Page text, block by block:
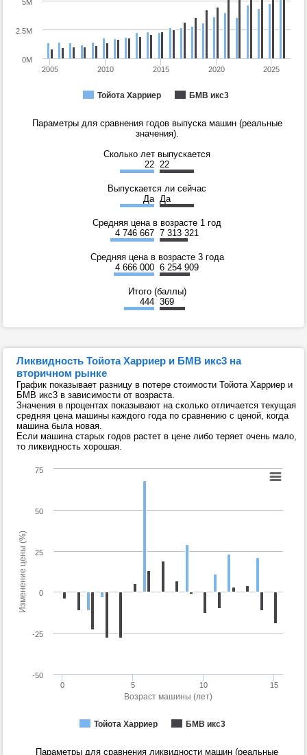
Тойота Харриер БМВ икс3
2005 2010 2015 2020 2025
0M
2.5M
5M
Параметры для сравнения годов выпуска машин (реальные
значения).
Сколько лет выпускается
22 22
Выпускается ли сейчас
Да Да
Средняя цена в возрасте 1 год
4 746 667 7 313 321
Средняя цена в возрасте 3 года
4 666 000 6 254 909
Итого (баллы)
444 369
Ликвидность Тойота Харриер и БМВ икс3 на
вторичном рынке
График показывает разницу в потере стоимости Тойота Харриер и
БМВ икс3 в зависимости от возраста.
Значения в процентах показывают на сколько отличается текущая
средняя цена машины каждого года по сравнению с ценой, когда
машина была новая.
Если машина старых годов растет в цене либо теряет очень мало,
то ликвидность хорошая.
Возраст машины (лет)
Изменение цены (%)
Тойота Харриер БМВ икс3
0 5 10 15
0
-50
-25
25
50
75
Параметры для сравнения ликвидности машин (реальные